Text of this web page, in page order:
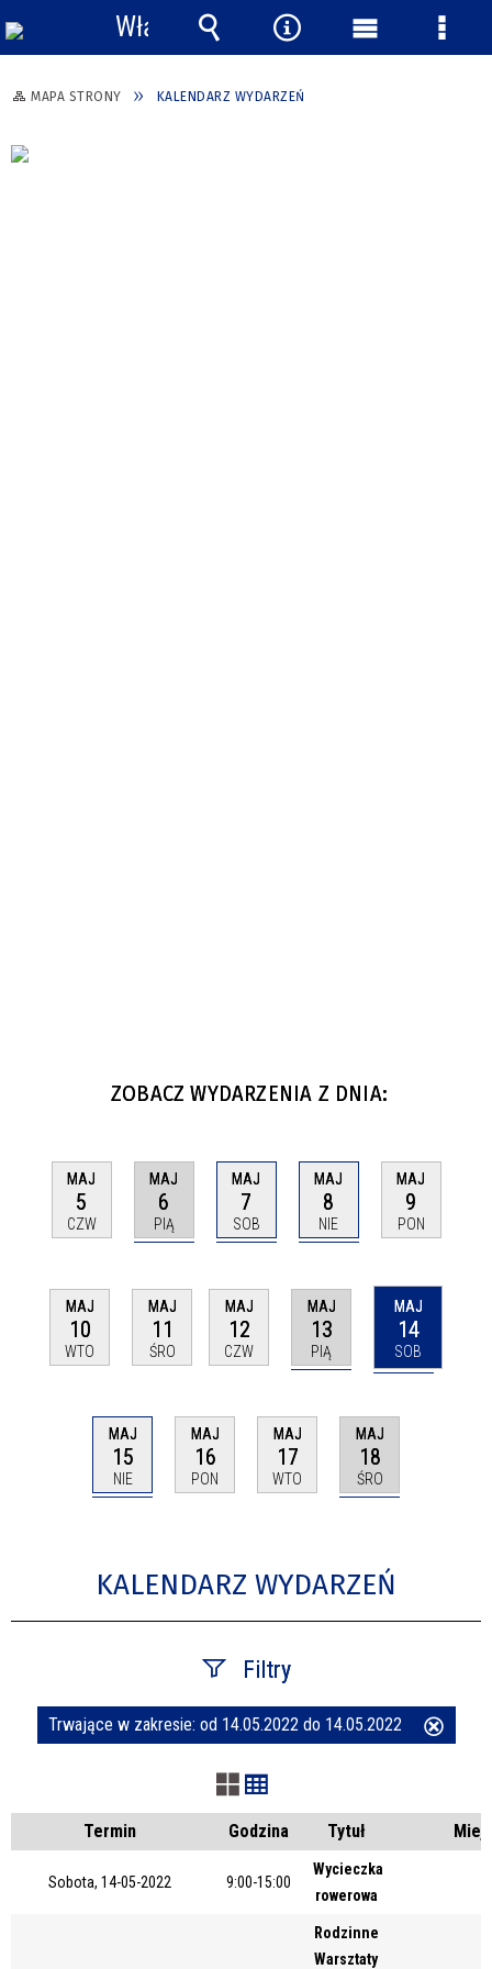
MAPA STRONY KALENDARZ WYDARZEŃ
ZOBACZ WYDARZENIA Z DNIA:
MAJ
5
CZW
MAJ
6
PIĄ
MAJ
7
SOB
MAJ
8
NIE
MAJ
9
PON
MAJ
10
WTO
MAJ
11
ŚRO
MAJ
12
CZW
MAJ
13
PIĄ
MAJ
14
SOB
MAJ
15
NIE
MAJ
16
PON
MAJ
17
WTO
MAJ
18
ŚRO
KALENDARZ WYDARZEŃ
Filtry
Szukana fraza
Kategoria
Trwające w zakresie: od 14.05.2022 do 14.05.2022
Termin Godzina Tytuł
Sobota, 14-05-2022 9:00-15:00
Wycieczka
rowerowa
Rodzinne
Warsztaty
Włącz
powiadomienia
Wyszukiwarka
Narzędzia
Menu Menu